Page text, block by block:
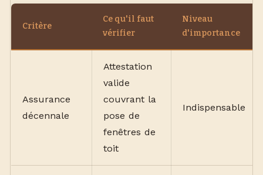
Critère
Ce qu'il faut
vérifier
Niveau
d'importance
Assurance
décennale
Attestation
valide
couvrant la
pose de
fenêtres de
toit
Indispensable